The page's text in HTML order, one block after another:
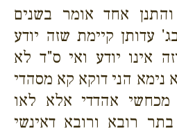
אחד אומר בשנים
עדותן קיימת שזה יודע
אינו יודע ואי ס"ד לא
נימא הני דוקא קא מסהדי
מכחשי אהדדי אלא לאו
רובא ורובא דאינשי